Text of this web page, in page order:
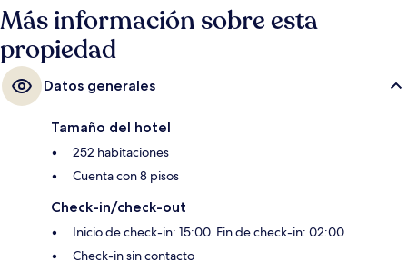
Southland está a 8 minutos.
Más información sobre esta
propiedad
Datos generales
Tamaño del hotel
252 habitaciones
Cuenta con 8 pisos
Check-in/check-out
Inicio de check-in: 15:00. Fin de check-in: 02:00
Check-in sin contacto